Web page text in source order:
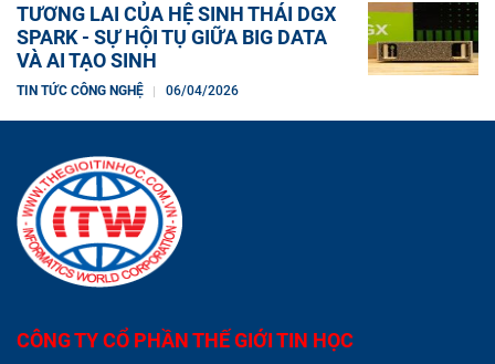
TƯƠNG LAI CỦA HỆ SINH THÁI DGX
SPARK - SỰ HỘI TỤ GIỮA BIG DATA
VÀ AI TẠO SINH
TIN TỨC CÔNG NGHỆ 06/04/2026
CÔNG TY CỔ PHẦN THẾ GIỚI TIN HỌC